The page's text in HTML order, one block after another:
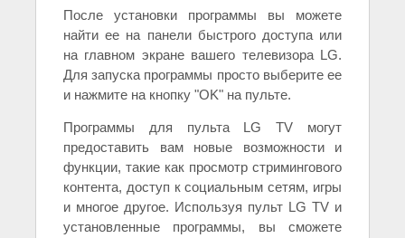
После установки программы вы можете
найти ее на панели быстрого доступа или
на главном экране вашего телевизора LG.
Для запуска программы просто выберите ее
и нажмите на кнопку "OK" на пульте.
Программы для пульта LG TV могут
предоставить вам новые возможности и
функции, такие как просмотр стримингового
контента, доступ к социальным сетям, игры
и многое другое. Используя пульт LG TV и
установленные программы, вы сможете